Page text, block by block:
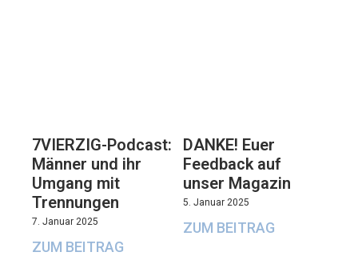
7VIERZIG-Podcast:
Männer und ihr
Umgang mit
Trennungen
7. Januar 2025
ZUM BEITRAG
DANKE! Euer
Feedback auf
unser Magazin
5. Januar 2025
ZUM BEITRAG